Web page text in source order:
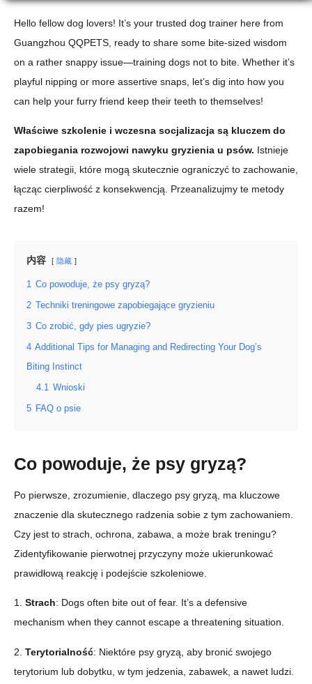
Hello fellow dog lovers! It’s your trusted dog trainer here from
Guangzhou QQPETS, ready to share some bite-sized wisdom
on a rather snappy issue—training dogs not to bite. Whether it’s
playful nipping or more assertive snaps, let’s dig into how you
can help your furry friend keep their teeth to themselves!
Właściwe szkolenie i wczesna socjalizacja są kluczem do
zapobiegania rozwojowi nawyku gryzienia u psów. Istnieje
wiele strategii, które mogą skutecznie ograniczyć to zachowanie,
łącząc cierpliwość z konsekwencją. Przeanalizujmy te metody
razem!
内容 隐藏
1 Co powoduje, że psy gryzą?
2 Techniki treningowe zapobiegające gryzieniu
3 Co zrobić, gdy pies ugryzie?
4 Additional Tips for Managing and Redirecting Your Dog’s
Biting Instinct
4.1 Wnioski
5 FAQ o psie
Co powoduje, że psy gryzą?
Po pierwsze, zrozumienie, dlaczego psy gryzą, ma kluczowe
znaczenie dla skutecznego radzenia sobie z tym zachowaniem.
Czy jest to strach, ochrona, zabawa, a może brak treningu?
Zidentyfikowanie pierwotnej przyczyny może ukierunkować
prawidłową reakcję i podejście szkoleniowe.
1. Strach: Dogs often bite out of fear. It’s a defensive
mechanism when they cannot escape a threatening situation.
2. Terytorialność: Niektóre psy gryzą, aby bronić swojego
terytorium lub dobytku, w tym jedzenia, zabawek, a nawet ludzi.